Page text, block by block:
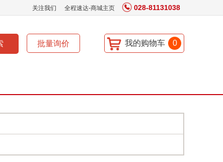
关注我们 全程速达-商城主页 028-81131038
我的购物车 0